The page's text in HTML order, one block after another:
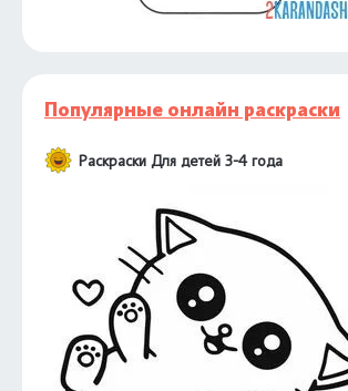
Популярные онлайн раскраски
Раскраски Для детей 3-4 года